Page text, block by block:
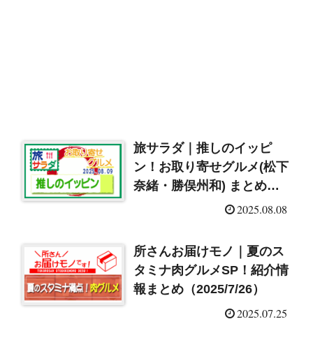
旅サラダ｜推しのイッピ
ン！お取り寄せグルメ(松下
奈緒・勝俣州和) まとめ
2025.08.08
所さんお届けモノ｜夏のス
タミナ肉グルメSP！紹介情
報まとめ（2025/7/26）
2025.07.25